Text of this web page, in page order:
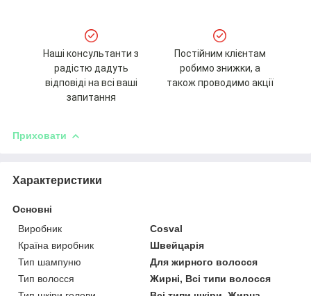
Наші консультанти з
радістю дадуть
відповіді на всі ваші
запитання
Постійним клієнтам
робимо знижки, а
також проводимо акції
Приховати
Характеристики
Основні
Виробник
Cosval
Країна виробник
Швейцарія
Тип шампуню
Для жирного волосся
Тип волосся
Жирні, Всі типи волосся